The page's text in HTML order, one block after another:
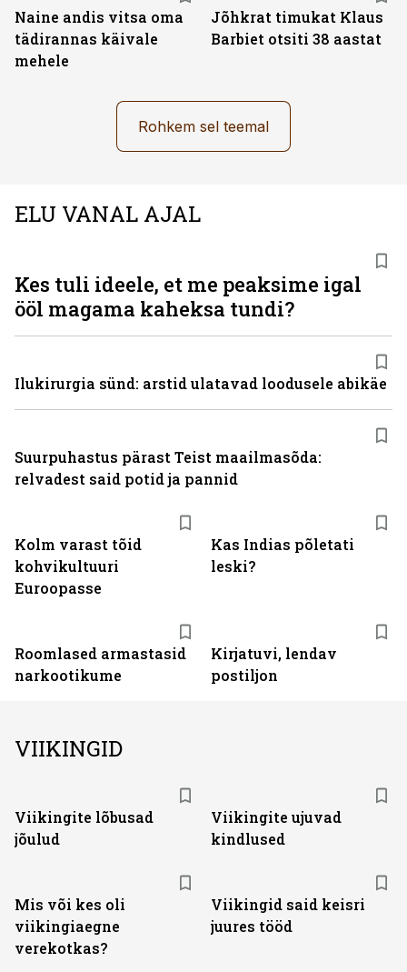
Naine andis vitsa oma
tädirannas käivale
mehele
Jõhkrat timukat Klaus
Barbiet otsiti 38 aastat
Rohkem sel teemal
ELU VANAL AJAL
Kolm varast tõid
kohvikultuuri
Euroopasse
Kas Indias põletati
leski?
Roomlased armastasid
narkootikume
Kirjatuvi, lendav
postiljon
Kes tuli ideele, et me peaksime igal
ööl magama kaheksa tundi?
Ilukirurgia sünd: arstid ulatavad loodusele abikäe
Suurpuhastus pärast Teist maailmasõda:
relvadest said potid ja pannid
VIIKINGID
Viikingite lõbusad
jõulud
Viikingite ujuvad
kindlused
Mis või kes oli
viikingiaegne
verekotkas?
Viikingid said keisri
juures tööd